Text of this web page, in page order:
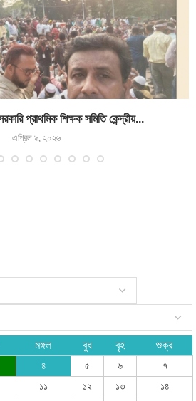
প্রাথমিক শিক্ষক সমিতি কেন্দ্রীয়...
এপ্রিল ৯, ২০২৬
মঙ্গল বুধ বৃহ শুক্র
৪ ৫ ৬
৭
১১ ১২ ১৩
১৪